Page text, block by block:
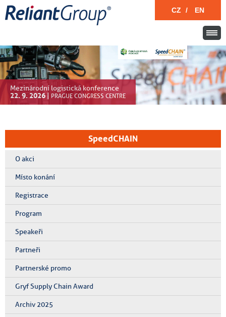
CZ / EN
Mezinárodní logistická konference
22. 9. 2026 | PRAGUE CONGRESS CENTRE
SpeedCHAIN
O akci
Místo konání
Registrace
Program
Speakeři
Partneři
Partnerské promo
Gryf Supply Chain Award
Archiv 2025